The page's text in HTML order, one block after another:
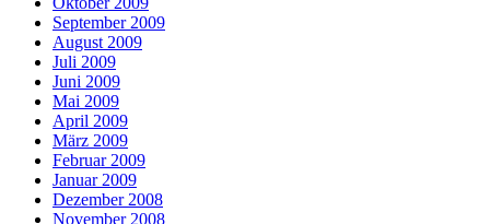
September 2009
August 2009
Juli 2009
Juni 2009
Mai 2009
April 2009
März 2009
Februar 2009
Januar 2009
Dezember 2008
November 2008